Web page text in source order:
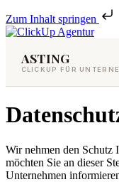
Zum Inhalt springen
ASTING
CLICKUP FÜR
Wir nehmen den Schutz
möchten Sie an dieser
Unternehmen